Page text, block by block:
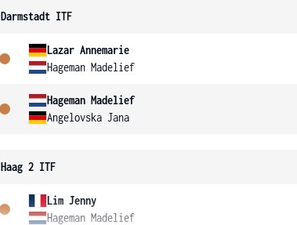
Darmstadt ITF
Lazar Annemarie
Hageman Madelief
Hageman Madelief
Angelovska Jana
Haag 2 ITF
Lim Jenny
Hageman Madelief